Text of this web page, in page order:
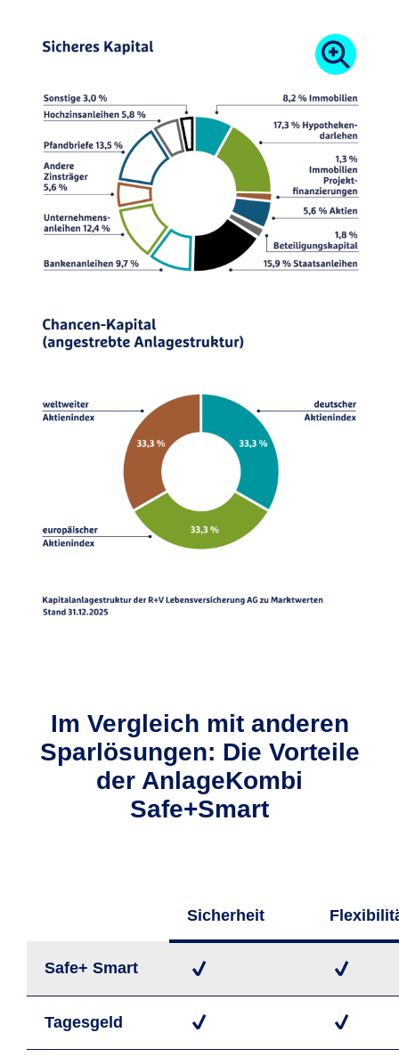
Verteilung zu erreichen. Investitionen erfolgen
grundsätzlich nach dem Prinzip größtmöglicher
Sicherheit und Rentabilität bei Sicherstellung der
jederzeitigen Liquidität.
Im Vergleich mit anderen
Sparlösungen: Die Vorteile
der AnlageKombi
Safe+Smart
Sicher­heit
Safe+ Smart
Tages­geld